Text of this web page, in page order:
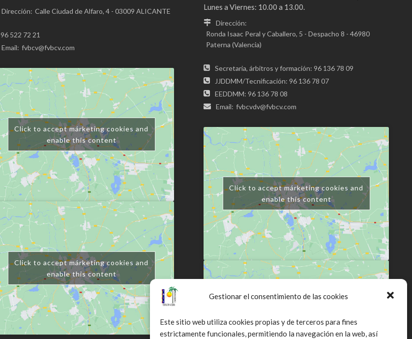
Gestionar el consentimiento de las cookies
Este sitio web utiliza cookies propias y de terceros para fines
estrictamente funcionales, permitiendo la navegación en la web, así
Dirección: Calle Ciudad de Alfaro, 4 - 03009 ALICANTE
96 522 72 21
Email: fvbcv@fvbcv.com
Click to accept márketing cookies and
enable this content
Click to accept márketing cookies and
enable this content
Lunes a Viernes: 10.00 a 13.00.
Dirección:
Ronda Isaac Peral y Caballero, 5 - Despacho 8 - 46980
Paterna (Valencia)
Secretaria, árbitros y formación: 96 136 78 09
JJDDMM/Tecnificación: 96 136 78 07
EEDDMM: 96 136 78 08
Email: fvbcvdv@fvbcv.com
Click to accept márketing cookies and
enable this content
Click to accept márketing cookies and
enable this content